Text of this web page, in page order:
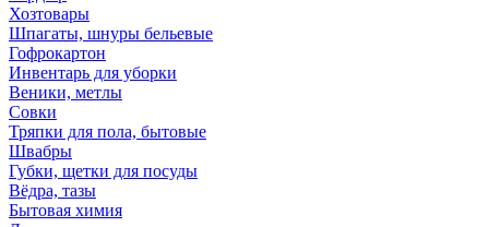
Хозтовары
Шпагаты, шнуры бельевые
Гофрокартон
Инвентарь для уборки
Веники, метлы
Совки
Тряпки для пола, бытовые
Швабры
Губки, щетки для посуды
Вёдра, тазы
Бытовая химия